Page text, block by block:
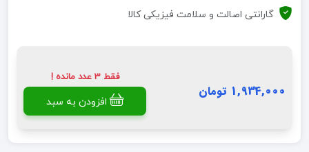
گارانتی اصالت و سلامت فیزیکی کالا
1,934,000 تومان
فقط 3 عدد مانده !
افزودن به سبد